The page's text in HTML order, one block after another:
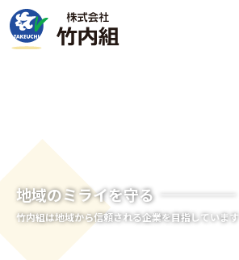
地域のミライを守る
竹内組は地域から信頼される企業を目指しています